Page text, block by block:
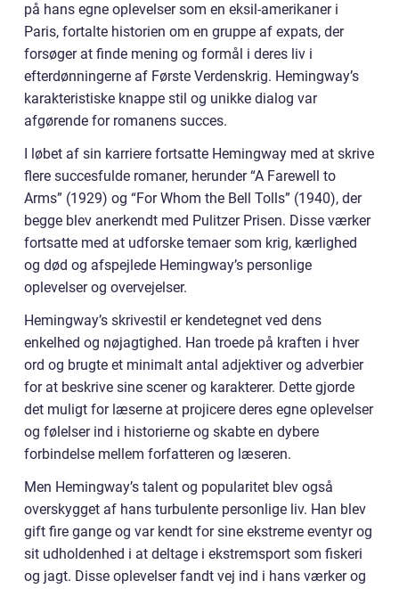
på hans egne oplevelser som en eksil-amerikaner i
Paris, fortalte historien om en gruppe af expats, der
forsøger at finde mening og formål i deres liv i
efterdønningerne af Første Verdenskrig. Hemingway’s
karakteristiske knappe stil og unikke dialog var
afgørende for romanens succes.
I løbet af sin karriere fortsatte Hemingway med at skrive
flere succesfulde romaner, herunder “A Farewell to
Arms” (1929) og “For Whom the Bell Tolls” (1940), der
begge blev anerkendt med Pulitzer Prisen. Disse værker
fortsatte med at udforske temaer som krig, kærlighed
og død og afspejlede Hemingway’s personlige
oplevelser og overvejelser.
Hemingway’s skrivestil er kendetegnet ved dens
enkelhed og nøjagtighed. Han troede på kraften i hver
ord og brugte et minimalt antal adjektiver og adverbier
for at beskrive sine scener og karakterer. Dette gjorde
det muligt for læserne at projicere deres egne oplevelser
og følelser ind i historierne og skabte en dybere
forbindelse mellem forfatteren og læseren.
Men Hemingway’s talent og popularitet blev også
overskygget af hans turbulente personlige liv. Han blev
gift fire gange og var kendt for sine ekstreme eventyr og
sit udholdenhed i at deltage i ekstremsport som fiskeri
og jagt. Disse oplevelser fandt vej ind i hans værker og